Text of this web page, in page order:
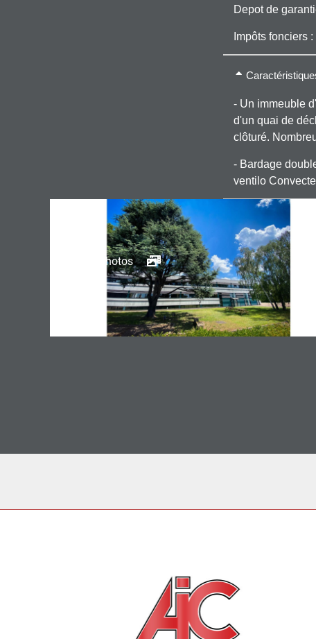
Depot de
Impôts fonciers
- Un immeuble
d'un quai de
clôturé.
- Bardage
ventilo
Galerie photos